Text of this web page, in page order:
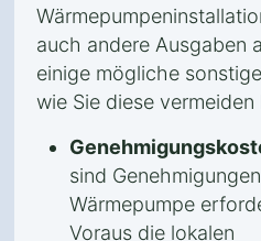
auch andere Ausgaben
einige mögliche
wie Sie diese vermeiden
sind
Wärmepumpe
Voraus die lokalen